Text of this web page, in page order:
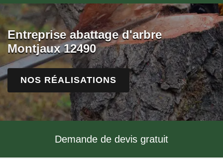
Entreprise abattage d'arbre
Montjaux 12490
NOS RÉALISATIONS
Demande de devis gratuit